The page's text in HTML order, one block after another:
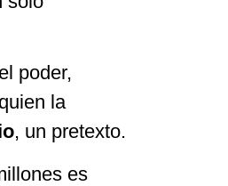
poder,
la
, un pretexto.
es